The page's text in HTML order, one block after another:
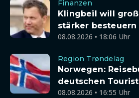
Finanzen
Klingbeil will
stärker besteuern
08.08.2026 • 18:06 Uhr
Region Trøndelag
Norwegen:
deutschen
08.08.2026 • 16:55 Uhr